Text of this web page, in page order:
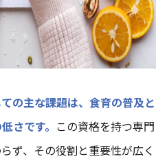
の主な課題は、食育の普及と
さです。 この資格を持つ専門
ず、その役割と重要性が広く